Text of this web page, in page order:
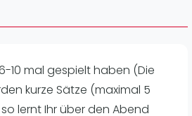
10 mal gespielt haben (Die
kurze Sätze (maximal 5
lernt Ihr über den Abend